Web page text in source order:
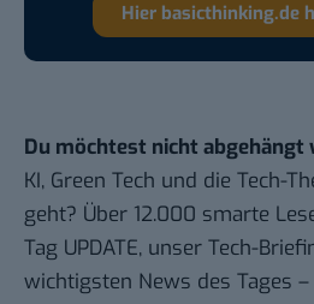
Hier basicthinking.de
Du möchtest nicht abgehängt
KI, Green Tech und die Tech-
geht? Über 12.000 smarte
Tag UPDATE, unser Tech-
wichtigsten News des Tages